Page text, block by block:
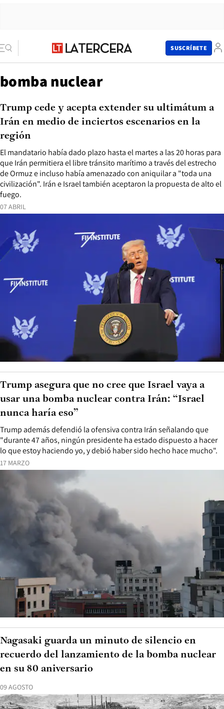
SUSCRÍBETE
bomba nuclear
07 ABRIL
El mandatario había dado plazo hasta el martes a las 20 horas para
que Irán permitiera el libre tránsito marítimo a través del estrecho
de Ormuz e incluso había amenazado con aniquilar a "toda una
civilización". Irán e Israel también aceptaron la propuesta de alto el
fuego.
Trump cede y acepta extender su ultimátum a
Irán en medio de inciertos escenarios en la
región
17 MARZO
Trump además defendió la ofensiva contra Irán señalando que
"durante 47 años, ningún presidente ha estado dispuesto a hacer
lo que estoy haciendo yo, y debió haber sido hecho hace mucho".
Trump asegura que no cree que Israel vaya a
usar una bomba nuclear contra Irán: “Israel
nunca haría eso”
09 AGOSTO
Nagasaki guarda un minuto de silencio en
recuerdo del lanzamiento de la bomba nuclear
en su 80 aniversario